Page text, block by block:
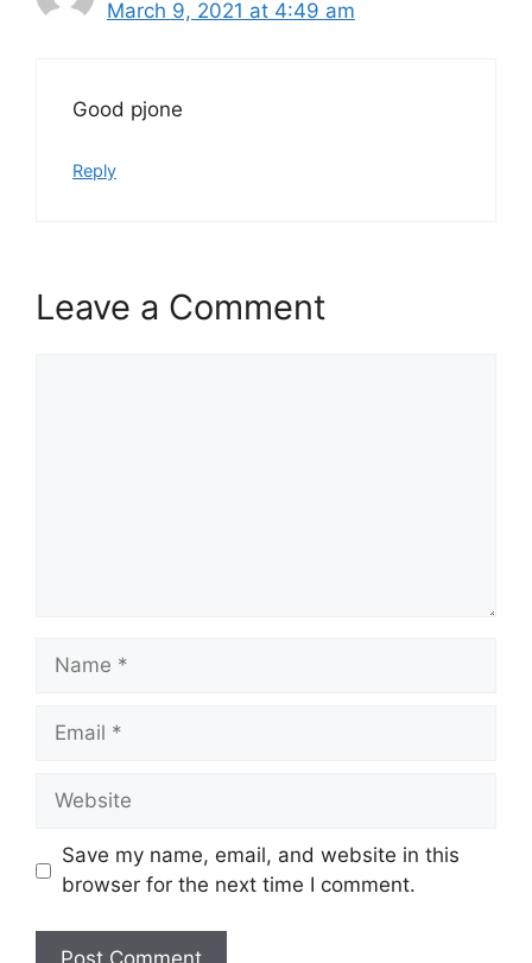
March 9, 2021 at 4:49 am
Good pjone
Reply
Leave a Comment
Name
Email
Website
Save my name, email, and website in this
browser for the next time I comment.